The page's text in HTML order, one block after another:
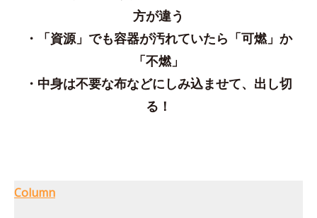
方が違う
・「資源」でも容器が汚れていたら「可燃」か
「不燃」
・中身は不要な布などにしみ込ませて、出し切
る！
Column